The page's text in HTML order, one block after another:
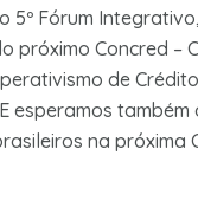
5º Fórum
próximo Concred –
de
esperamos também
na próxima